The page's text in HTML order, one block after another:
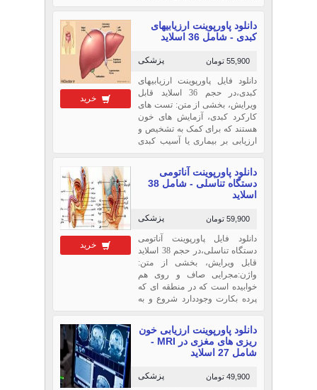
بریدن تشکیل شده است که معادل
فارسی آن کلمه کالبدشناسی یا
تشریح است.
خرید
دانلود پاورپوینت ارزیابیهای
کبدی - شامل 36 اسلاید
پزشکی 55,900 تومان
دانلود فایل پاورپوینت ارزیابیهای
کبدی،در حجم 36 اسلاید قابل
ویرایش، بخشی از متن: تست های
کارکرد کبدی، آزمایش های خون
هستند که برای کمک به تشخیص و
ارزیابی بر بیماری یا آسیب کبدی
سطح آنزیم ها و پروتئین های
مخصوص در خون شمایک دسته از
آزمایش خون هستند که التهاب و
آسیب به کبد
خرید
دانلود پاورپوینت آناتومی
دستگاه تناسلی - شامل 38
اسلاید
پزشکی 59,900 تومان
دانلود فایل پاورپوینت آناتومی
دستگاه تناسلی،در حجم 38 اسلاید
قابل ویرایش، بخشی از متن:
واژن:مجرایی صاف و روی هم
خوابیده است که در منطقه ای که
پرده بکارت وجوددارد شروع و به
در بر می گیرند ختم می شود. از
قدام توسط بافت همبند ی که
سپتوم وزیکو واژینال نامیده می
شود از مثانه و
دانلود پاورپوینت ارزیابی خون
ریزی های مغزی در MRI -
شامل 27 اسلاید
پزشکی 49,900 تومان